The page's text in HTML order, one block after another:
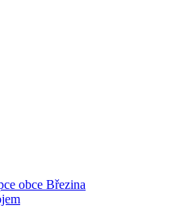
obce Březina